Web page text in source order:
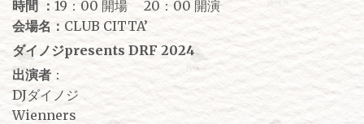
時間 ： 19：00 開場 20：00 開演
会場名： CLUB CITTA’
ダイノジpresents DRF 2024
出演者 ：
DJダイノジ
Wienners